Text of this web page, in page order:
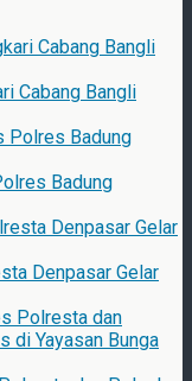
Cabang Bangli
Badung
Denpasar Gelar